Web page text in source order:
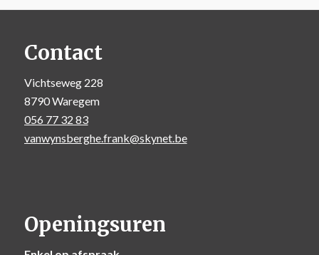
Contact
Vichtseweg 228
8790 Waregem
056 77 32 83
vanwynsberghe.frank@skynet.be
Openingsuren